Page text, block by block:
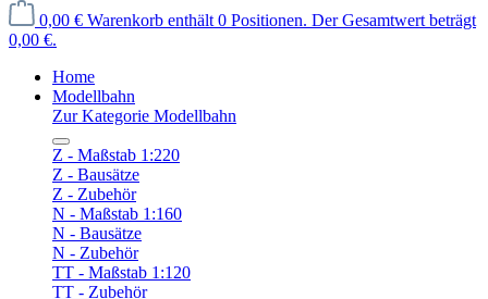
0,00 € Warenkorb enthält 0 Positionen. Der Gesamtwert beträgt
0,00 €.
Home
Modellbahn
Zur Kategorie Modellbahn
Z - Maßstab 1:220
Z - Bausätze
Z - Zubehör
N - Maßstab 1:160
N - Bausätze
N - Zubehör
TT - Maßstab 1:120
TT - Zubehör